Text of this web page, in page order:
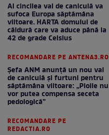
Al cincilea val de caniculă va
sufoca Europa săptămâna
viitoare. HARTA domului de
căldură care va aduce până la
42 de grade Celsius
RECOMANDARE PE ANTENA3.RO
Șefa ANM anunță un nou val
de caniculă și furtuni pentru
săptămâna viitoare: „Ploile nu
vor putea compensa seceta
pedologică”
RECOMANDARE PE
REDACTIA.RO